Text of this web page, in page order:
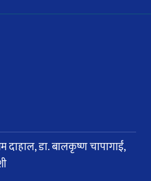
दाहाल, डा. बालकृष्ण चापागाईं,